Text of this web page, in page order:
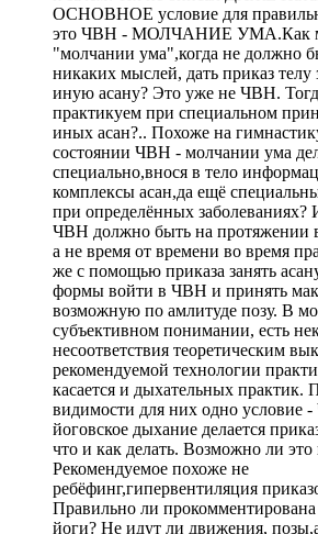
ОСНОВНОЕ условие для
это ЧВН - МОЛЧАНИЕ УМА.Как
"молчании ума",когда не должно
никаких мыслей, дать приказ телу
иную асану? Это уже не ЧВН.
практикуем при специальном
иных асан?.. Похоже на
состоянии ЧВН - молчании ума
специально,внося в тело
комплексы асан,да ещё
при определённых заболеваниях?
ЧВН должно быть на протяжении
а не время от времени во время
же с помощью приказа занять
формы войти в ЧВН и принять
возможную по амлитуде позу. В
субъективном понимании, есть
несоответствия теоретическим
рекомендуемой технологии
касается и дыхательных практик.
видимости для них одно условие
йоговское дыхание делается
что и как делать. Возможно ли
Рекомендуемое похоже не
ребёфинг,гипервентиляция
Правильно ли прокомментирована
йоги? Не идут ли движения,